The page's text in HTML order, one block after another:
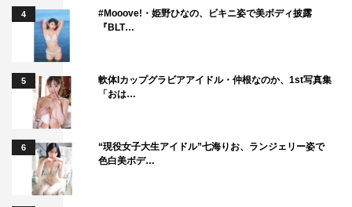
『ブギウギ』を楽しみにお待ちの皆様、お初にお目にかか
ります。
この度、村山愛助役を授かりました水上恒司と申します。
村山愛助を演じられるのは世界で私だけである自覚を持っ
て趣里さん演じる花田鈴子と世界で1番ブギウギな音を奏
でていきます。
タイ子役・藤間爽子
4
#Mooove!・姫野ひなの、ビキニ姿で美ボディ披露
『BLT…
5
軟体Iカップグラビアアイドル・仲根なのか、1st写真集
「おは…
6
“現役女子大生アイドル”七海りお、ランジェリー姿で
色白美ボデ…